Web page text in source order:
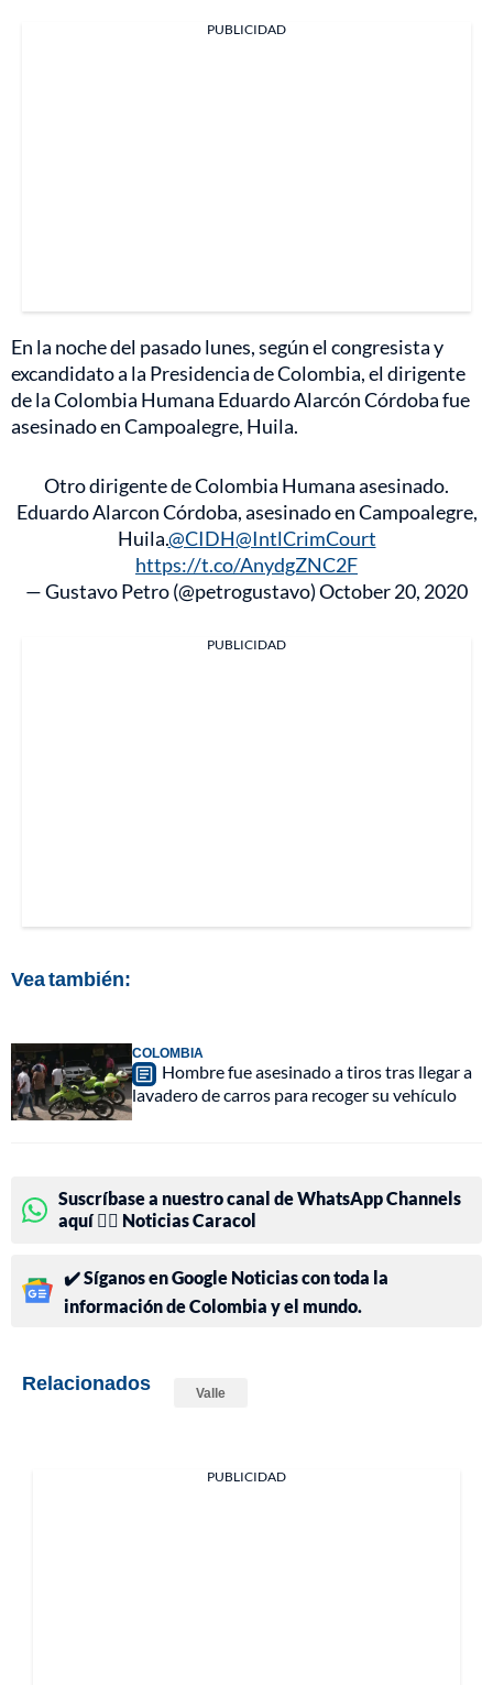
PUBLICIDAD
En la noche del pasado lunes, según el congresista y
excandidato a la Presidencia de Colombia, el dirigente
de la Colombia Humana Eduardo Alarcón Córdoba fue
asesinado en Campoalegre, Huila.
Otro dirigente de Colombia Humana asesinado.
Eduardo Alarcon Córdoba, asesinado en Campoalegre,
Huila.@CIDH@IntlCrimCourt
https://t.co/AnydgZNC2F
— Gustavo Petro (@petrogustavo)October 20, 2020
PUBLICIDAD
Vea también:
COLOMBIA
Hombre fue asesinado a tiros tras llegar a
lavadero de carros para recoger su vehículo
Suscríbase a nuestro canal de WhatsApp Channels
aquí 👉🏻 Noticias Caracol
✔️ Síganos en Google Noticias con toda la
información de Colombia y el mundo.
Relacionados Valle
PUBLICIDAD